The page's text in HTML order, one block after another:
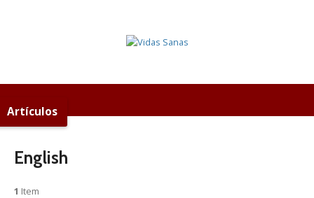
Artículos
English
1 Item